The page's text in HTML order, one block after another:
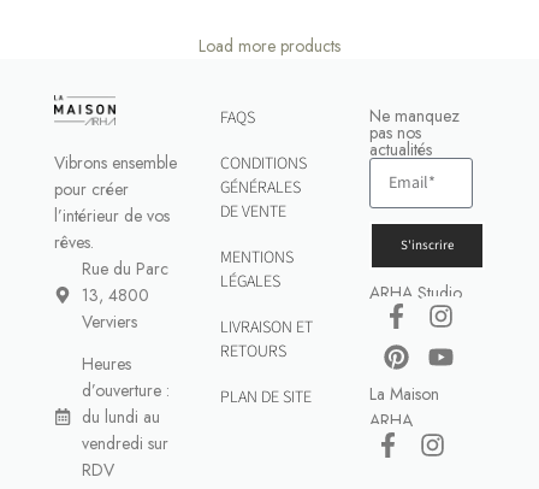
Load more products
Vibrons ensemble
pour créer
l’intérieur de vos
rêves.
Rue du Parc
13, 4800
Verviers
Heures
d’ouverture :
du lundi au
vendredi sur
RDV
FAQS
CONDITIONS
GÉNÉRALES
DE VENTE
MENTIONS
LÉGALES
LIVRAISON ET
RETOURS
PLAN DE SITE
Ne manquez
pas nos
actualités
S'inscrire
ARHA Studio
La Maison
ARHA